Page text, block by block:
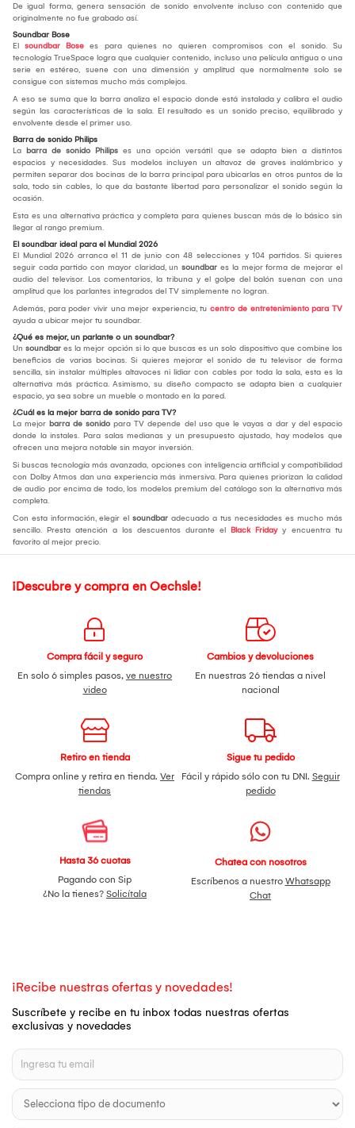
De igual forma, genera sensación de sonido envolvente incluso con contenido que
originalmente no fue grabado así.
Soundbar Bose
El soundbar Bose es para quienes no quieren compromisos con el sonido. Su
tecnología TrueSpace logra que cualquier contenido, incluso una película antigua o una
serie en estéreo, suene con una dimensión y amplitud que normalmente solo se
consigue con sistemas mucho más complejos.
A eso se suma que la barra analiza el espacio donde está instalada y calibra el audio
según las características de la sala. El resultado es un sonido preciso, equilibrado y
envolvente desde el primer uso.
Barra de sonido Philips
La barra de sonido Philips es una opción versátil que se adapta bien a distintos
espacios y necesidades. Sus modelos incluyen un altavoz de graves inalámbrico y
permiten separar dos bocinas de la barra principal para ubicarlas en otros puntos de la
sala, todo sin cables, lo que da bastante libertad para personalizar el sonido según la
ocasión.
Esta es una alternativa práctica y completa para quienes buscan más de lo básico sin
llegar al rango premium.
El soundbar ideal para el Mundial 2026
El Mundial 2026 arranca el 11 de junio con 48 selecciones y 104 partidos. Si quieres
seguir cada partido con mayor claridad, un soundbar es la mejor forma de mejorar el
audio del televisor. Los comentarios, la tribuna y el golpe del balón suenan con una
amplitud que los parlantes integrados del TV simplemente no logran.
Además, para poder vivir una mejor experiencia, tu centro de entretenimiento para TV
ayuda a ubicar mejor tu soundbar.
¿Qué es mejor, un parlante o un soundbar?
Un soundbar es la mejor opción si lo que buscas es un solo dispositivo que combine los
beneficios de varias bocinas. Si quieres mejorar el sonido de tu televisor de forma
sencilla, sin instalar múltiples altavoces ni lidiar con cables por toda la sala, esta es la
alternativa más práctica. Asimismo, su diseño compacto se adapta bien a cualquier
espacio, ya sea sobre un mueble o montado en la pared.
¿Cuál es la mejor barra de sonido para TV?
La mejor barra de sonido para TV depende del uso que le vayas a dar y del espacio
donde la instales. Para salas medianas y un presupuesto ajustado, hay modelos que
ofrecen una mejora notable sin mayor inversión.
Si buscas tecnología más avanzada, opciones con inteligencia artificial y compatibilidad
con Dolby Atmos dan una experiencia más inmersiva. Para quienes priorizan la calidad
de audio por encima de todo, los modelos premium del catálogo son la alternativa más
completa.
Con esta información, elegir el soundbar adecuado a tus necesidades es mucho más
sencillo. Presta atención a los descuentos durante el Black Fridayy encuentra tu
favorito al mejor precio.
¡Descubre y compra en Oechsle!
Compra fácil y seguro
En solo 6 simples pasos, ve nuestro
video
Cambios y devoluciones
En nuestras 26 tiendas a nivel
nacional
Retiro en tienda
Compra online y retira en tienda. Ver
tiendas
Sigue tu pedido
Fácil y rápido sólo con tu DNI. Seguir
pedido
Hasta 36 cuotas
Pagando con Sip
¿No la tienes? Solicítala
Chatea con nosotros
Escríbenos a nuestro Whatsapp
Chat
¡Recibe nuestras ofertas y novedades!
Suscríbete y recibe en tu inbox todas nuestras ofertas
exclusivas y novedades